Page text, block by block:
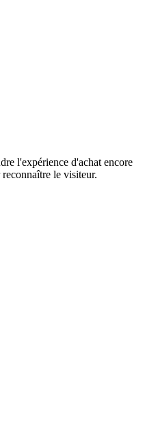
l'expérience d'achat encore
le visiteur.